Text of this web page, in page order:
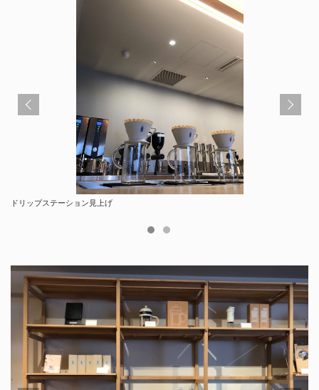
ドリップステーション見上げ
ドリップステーションのカウンター上に設置された照明（シェードの色はこの店なら